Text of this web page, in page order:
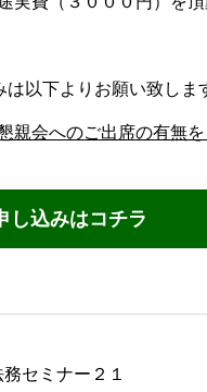
以下よりお願い致しま
親会へのご出席の有無
し込みはコチラ
セミナー２１